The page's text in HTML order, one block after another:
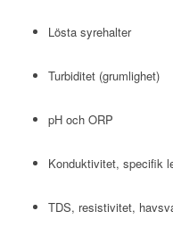
Lösta syrehalter
Turbiditet (grumlighet)
pH och ORP
Konduktivitet, specifik
TDS, resistivitet,